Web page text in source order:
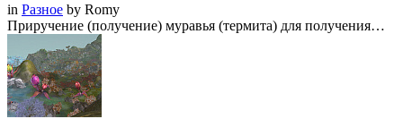
in Разное by Romy
Приручение (получение) муравья (термита) для получения…